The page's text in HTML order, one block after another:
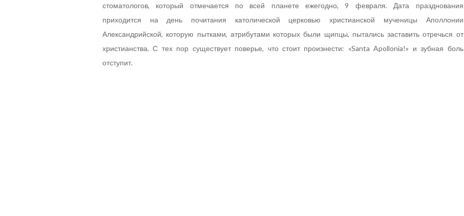
стоматологов, который отмечается по всей планете ежегодно, 9 февраля. Дата празднования
приходится на день почитания католической церковью христианской мученицы Аполлонии
Александрийской, которую пытками, атрибутами которых были щипцы, пытались заставить отречься от
христианства. С тех пор существует поверье, что стоит произнести: «Santa Apollonia!» и зубная боль
отступит.